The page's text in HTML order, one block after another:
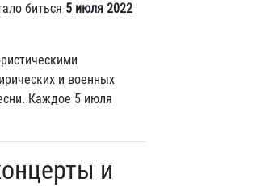
биться 5 июля 2022
и военных
Каждое 5 июля
и